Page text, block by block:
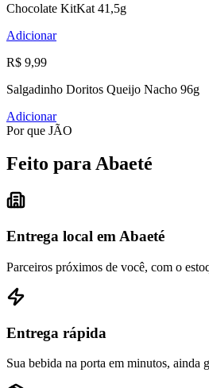
Chocolate KitKat 41,5g
Adicionar
R$ 9,99
Salgadinho Doritos Queijo Nacho 96g
Adicionar
Por que JÃO
Feito para Abaeté
Entrega local em Abaeté
Parceiros próximos de você, com o
Entrega rápida
Sua bebida na porta em minutos, ainda